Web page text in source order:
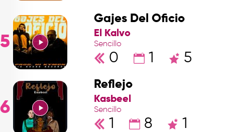
5
Gajes Del Oficio
El Kalvo
Sencillo
0 1 5
6
Reflejo
Kasbeel
Sencillo
1 8 1